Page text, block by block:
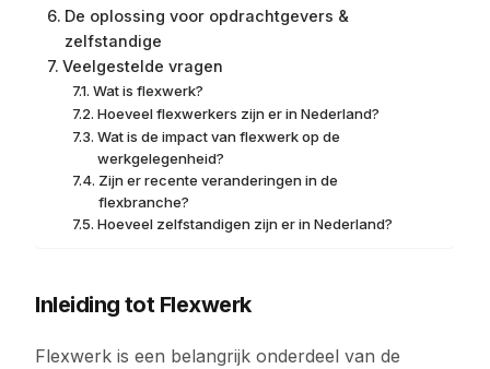
De oplossing voor opdrachtgevers &
zelfstandige
Veelgestelde vragen
Wat is flexwerk?
Hoeveel flexwerkers zijn er in Nederland?
Wat is de impact van flexwerk op de
werkgelegenheid?
Zijn er recente veranderingen in de
flexbranche?
Hoeveel zelfstandigen zijn er in Nederland?
Inleiding tot Flexwerk
Flexwerk is een belangrijk onderdeel van de